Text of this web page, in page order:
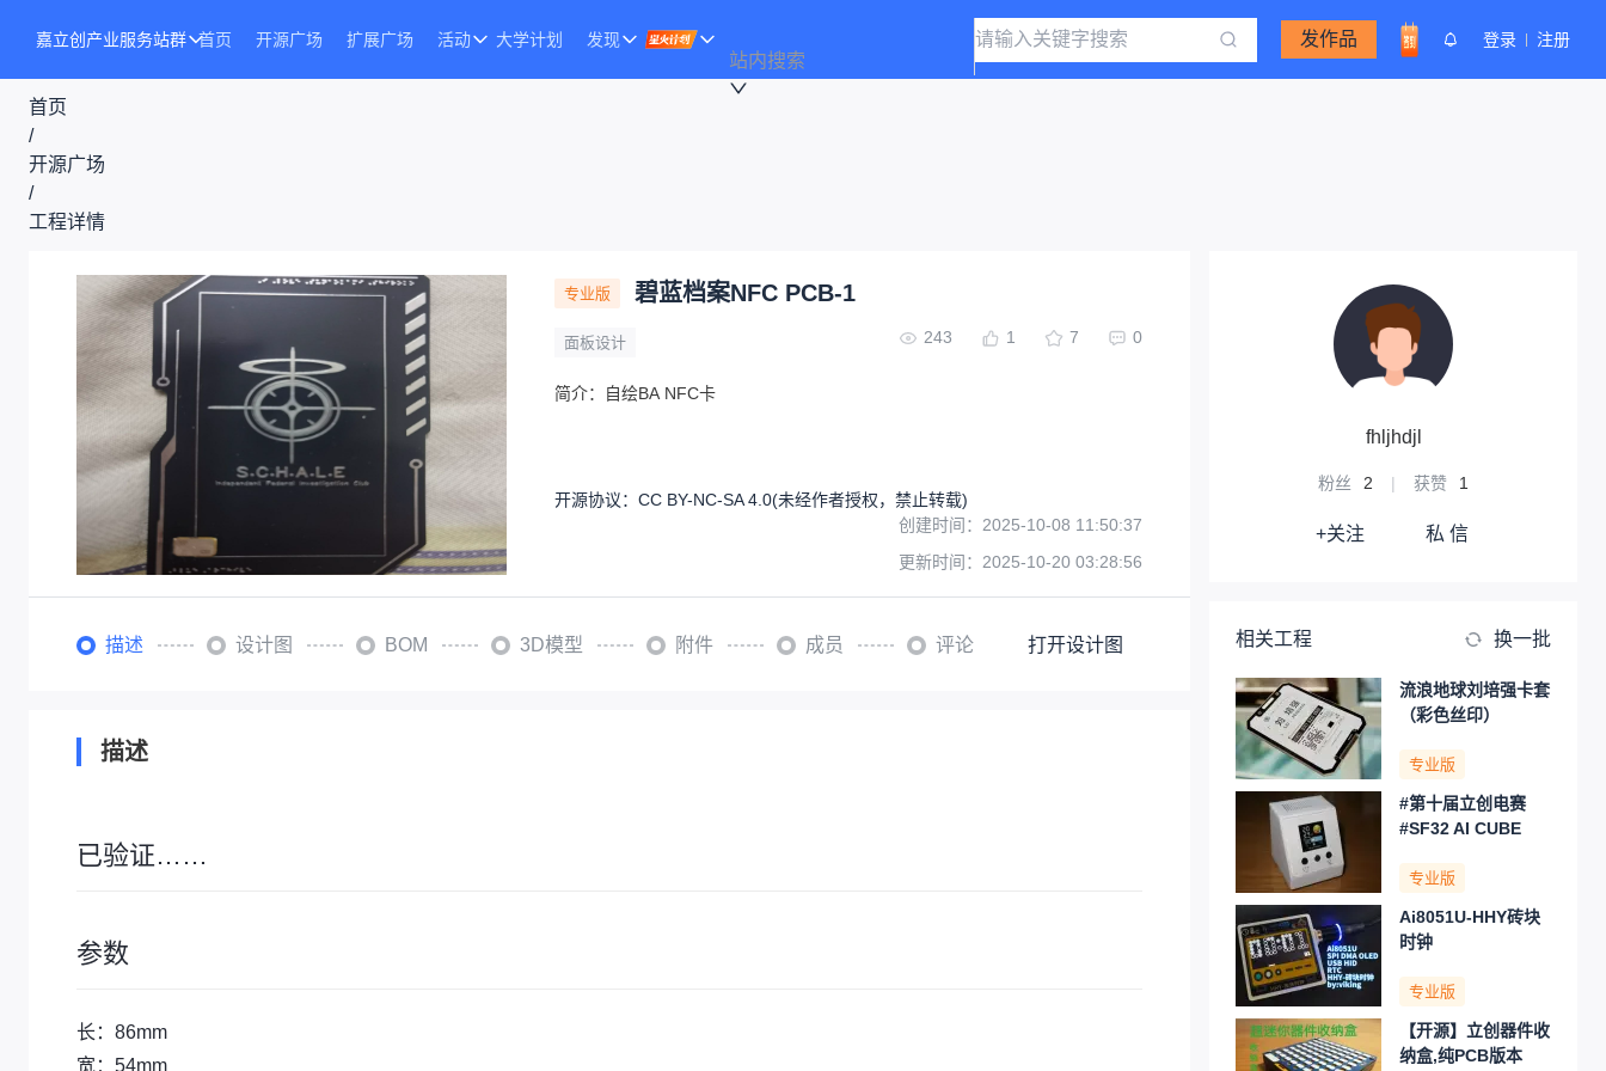
嘉立创产业服务站群 首页 开源广场 扩展广场 活动 大学计划 发现
站内搜索
发作品 登录 注册
首页
/
开源广场
/
工程详情
专业版 碧蓝档案NFC PCB-1
面板设计 243 1 7 0
简介： 自绘BA NFC卡
开源协议： CC BY-NC-SA 4.0(未经作者授权，禁止转载)
创建时间： 2025-10-08 11:50:37
更新时间： 2025-10-20 03:28:56
描述 设计图 BOM 3D模型 附件 成员 评论 打开设计图
描述
已验证……
参数
长：86mm
宽：54mm
fhljhdjl
粉丝 2 | 获赞 1
+关注 私 信
相关工程 换一批
流浪地球刘培强卡套
（彩色丝印）
专业版
#第十届立创电赛
#SF32 AI CUBE
专业版
Ai8051U-HHY砖块
时钟
专业版
【开源】立创器件收
纳盒,纯PCB版本